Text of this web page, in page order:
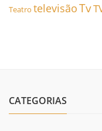
Teatro televisãoTv
CATEGORIAS